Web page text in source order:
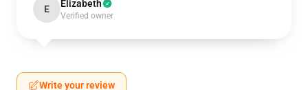
E Elizabeth
Verified owner
Write your review